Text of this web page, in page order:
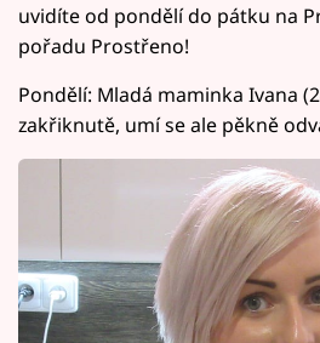
uvidíte od pondělí do pátku na
pořadu Prostřeno!
Pondělí: Mladá maminka Ivana
zakřiknutě, umí se ale pěkně